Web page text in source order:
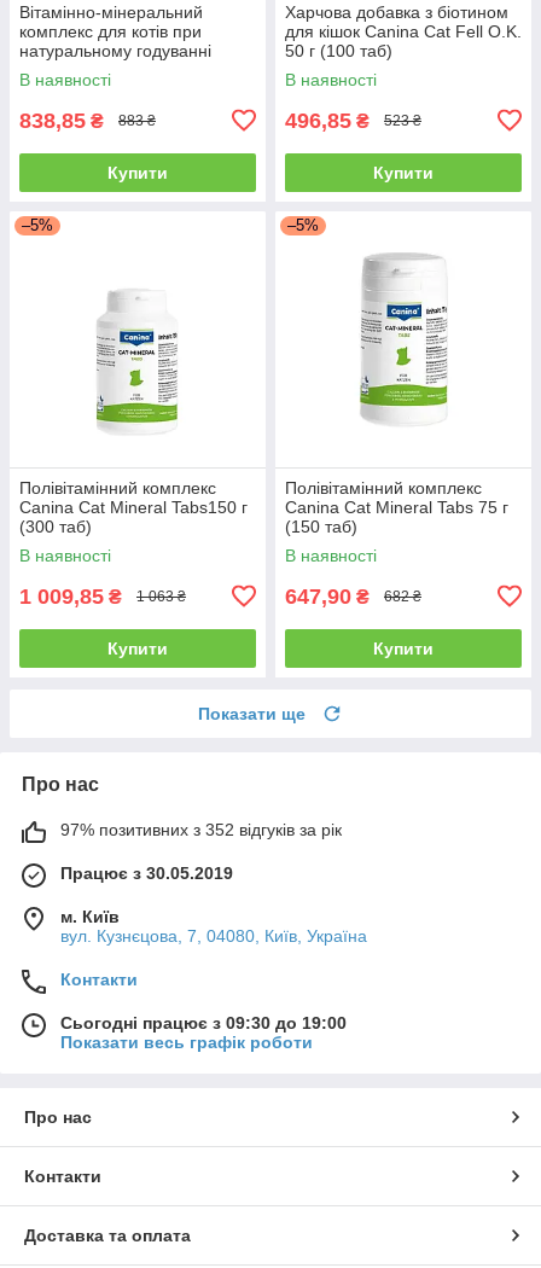
Вітамінно-мінеральний
комплекс для котів при
натуральному годуванні
Canina Barfer’s Best Cat,
порошок 180 г
В наявності
838,85 ₴ 883 ₴
Купити
Харчова добавка з біотином
для кішок Canina Cat Fell O.K.
50 г (100 таб)
В наявності
496,85 ₴ 523 ₴
Купити
–5%
Полівітамінний комплекс
Canina Cat Mineral Tabs150 г
(300 таб)
В наявності
1 009,85 ₴ 1 063 ₴
Купити
–5%
Полівітамінний комплекс
Canina Cat Mineral Tabs 75 г
(150 таб)
В наявності
647,90 ₴ 682 ₴
Купити
Показати ще
Про нас
97% позитивних з 352 відгуків за рік
Працює з 30.05.2019
м. Київ
вул. Кузнєцова, 7, 04080, Київ, Україна
Контакти
Сьогодні працює з 09:30 до 19:00
Показати весь графік роботи
Про нас
Контакти
Доставка та оплата